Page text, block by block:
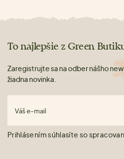
To najlepšie z Green
Zaregistrujte sa na odber nášho
žiadna novinka.
Váš e-mail
Prihlásením súhlasíte so